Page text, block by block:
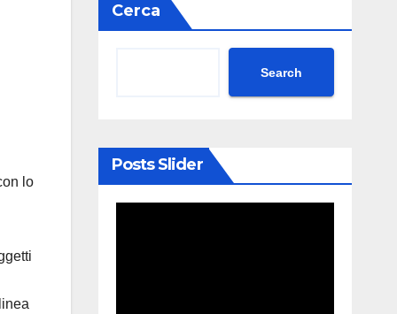
lo
Cerca
Search
Posts Slider